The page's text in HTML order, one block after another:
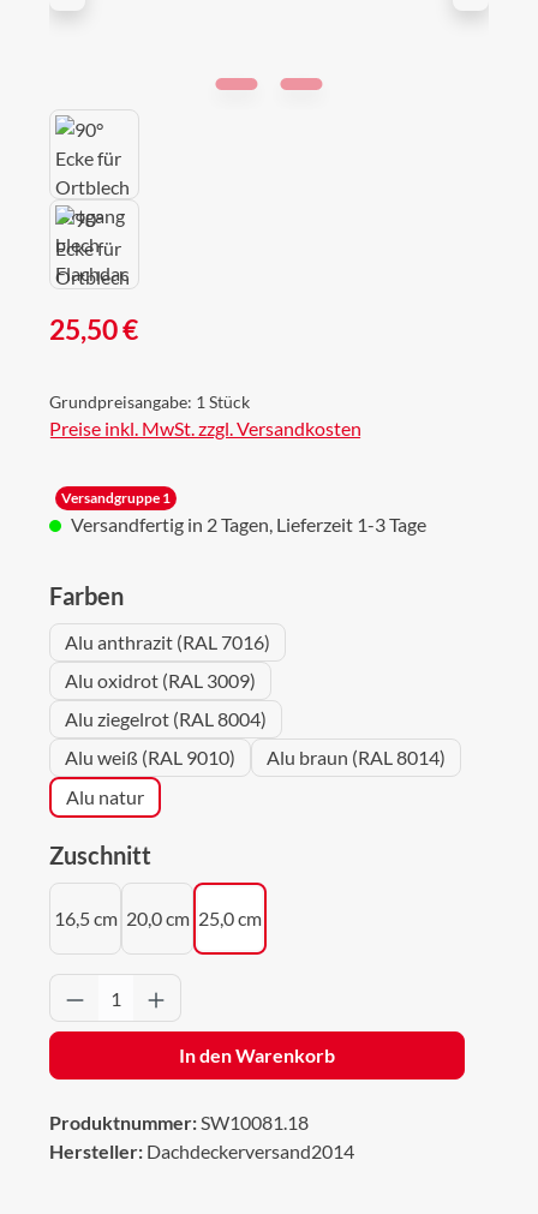
Regulärer Preis:
25,50 €
Grundpreisangabe: 1 Stück
Preise inkl. MwSt. zzgl. Versandkosten
Versandgruppe 1
Versandfertig in 2 Tagen, Lieferzeit 1-3 Tage
Farbenauswählen
Alu anthrazit (RAL 7016)
Alu oxidrot (RAL 3009)
Alu ziegelrot (RAL 8004)
Alu weiß (RAL 9010)
Alu braun (RAL 8014)
Alu natur
Zuschnitt
16,5 cm 20,0 cm 25,0 cm
Produkt Anzahl: Gib den gewünschten
In den Warenkorb
Produktnummer:SW10081.18
Hersteller: Dachdeckerversand2014